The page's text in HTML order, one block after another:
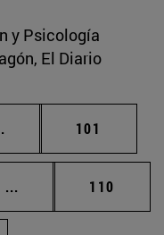
y Psicología
El Diario
Páginas intermedias
Página
101
... Páginas intermedias
Página
110